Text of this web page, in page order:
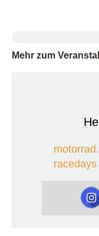
Mehr zum
racedays